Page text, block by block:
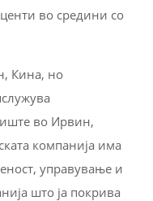
во средини со
Кина, но
во Ирвин,
компанија има
управување и
што ја покрива